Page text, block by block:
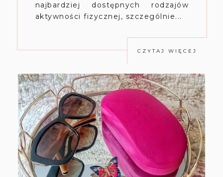
najbardziej dostępnych rodzajów
aktywności fizycznej, szczególnie...
CZYTAJ WIĘCEJ